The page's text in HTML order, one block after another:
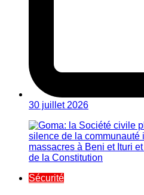
30 juillet 2026
Sécurité